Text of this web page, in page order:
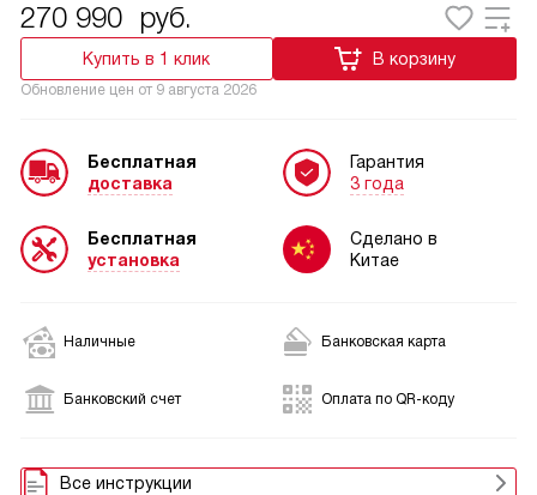
270 990 руб.
Купить в 1 клик В корзину
Обновление цен от 9 августа 2026
Бесплатная
доставка
Бесплатная
установка
Гарантия
3 года
Сделано в
Китае
Наличные Банковская карта
Банковский счет Оплата по QR-коду
Все инструкции